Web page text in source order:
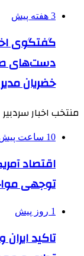
3 هفته پیش
گفتگوی
دست‌های
خضریان
منتخب اخبار سردبیر
10 ساعت پیش
اقتصاد
توجهی
1 روز پیش
تاکید